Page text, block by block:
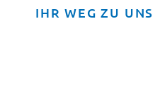
IHR WEG ZU UNS